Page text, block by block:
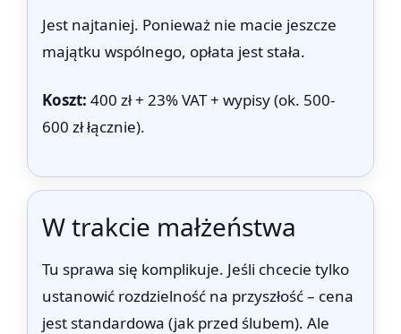
Jest najtaniej. Ponieważ nie macie jeszcze
majątku wspólnego, opłata jest stała.
Koszt: 400 zł + 23% VAT + wypisy (ok. 500-
600 zł łącznie).
W trakcie małżeństwa
Tu sprawa się komplikuje. Jeśli chcecie tylko
ustanowić rozdzielność na przyszłość – cena
jest standardowa (jak przed ślubem). Ale